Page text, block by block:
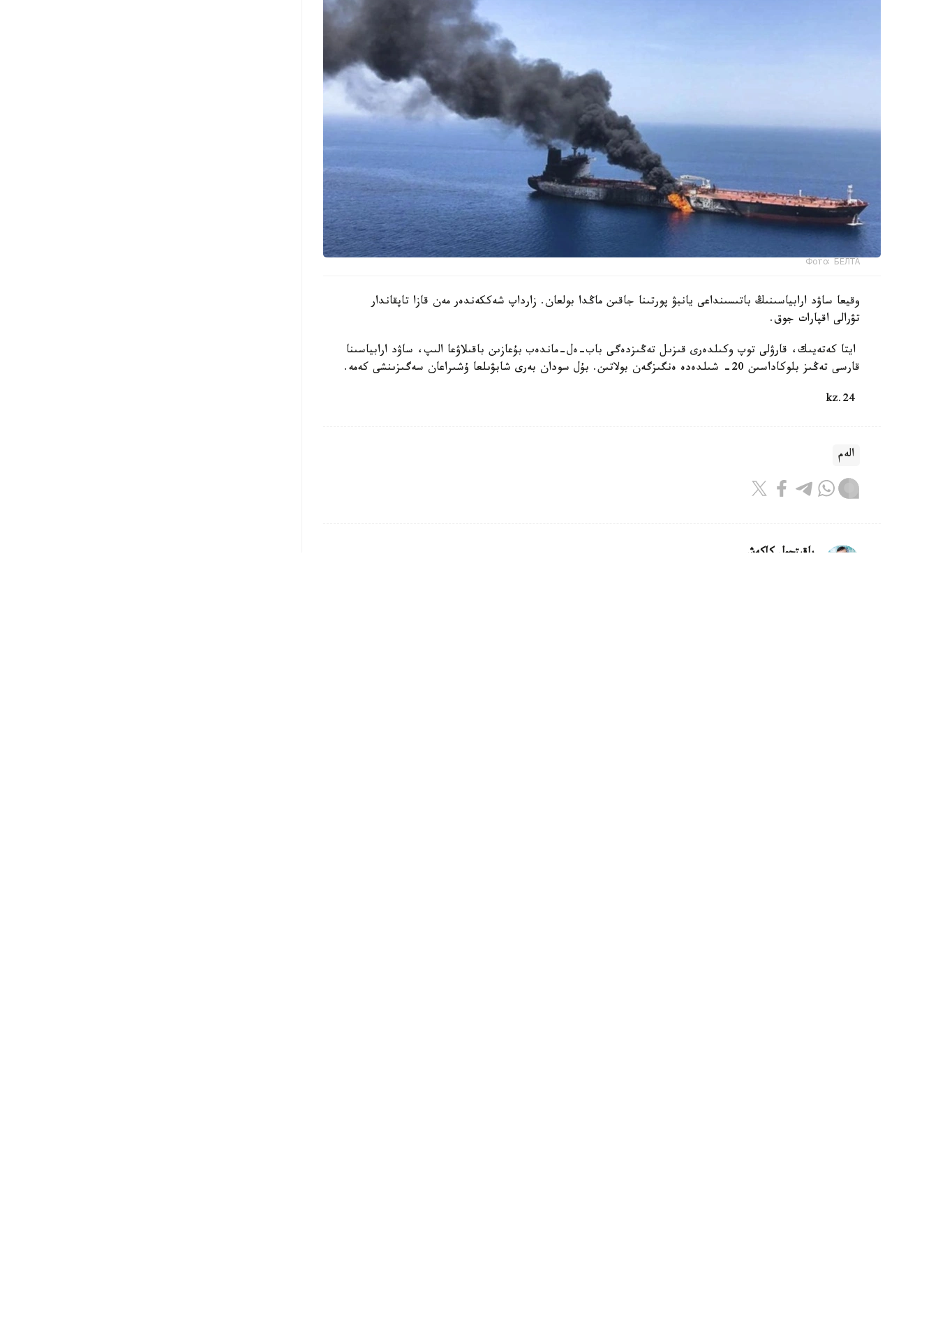
Фото: БЕЛТА
وقيعا ساۋد ارابياسىنىڭ باتىسىنداعى يانبۋ پورتىنا جاقىن ماڭدا بولعان. زارداپ شەككەندەر مەن قازا تاپقاندار
تۋرالى اقپارات جوق.
ايتا كەتەيىك، قارۋلى توپ وكىلدەرى قىزىل تەڭىزدەگى باب-ەل-ماندەب بۇعازىن باقىلاۋعا الىپ، ساۋد ارابياسىنا
قارسى تەڭىز بلوكاداسىن 20- شىلدەدە ەنگىزگەن بولاتىن. بۇل سودان بەرى شابۋىلعا ۇشىراعان سەگىزىنشى كەمە.
الەم
باقىتجول كاكەش